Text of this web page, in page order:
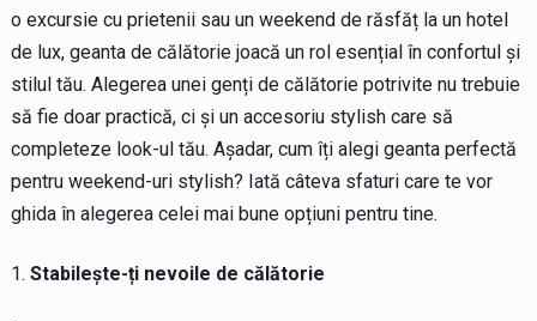
o excursie cu prietenii sau un weekend de răsfăț la un hotel
de lux, geanta de călătorie joacă un rol esențial în confortul și
stilul tău. Alegerea unei genți de călătorie potrivite nu trebuie
să fie doar practică, ci și un accesoriu stylish care să
completeze look-ul tău. Așadar, cum îți alegi geanta perfectă
pentru weekend-uri stylish? Iată câteva sfaturi care te vor
ghida în alegerea celei mai bune opțiuni pentru tine.
Stabilește-ți nevoile de călătorie